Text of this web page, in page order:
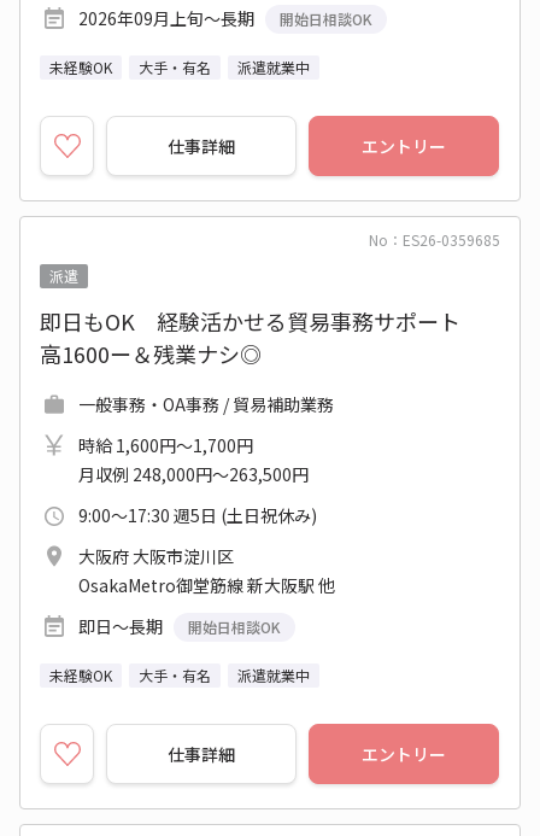
2026年09月上旬～長期
開始日相談OK
未経験OK 大手・有名 派遣就業中
仕事詳細 エントリー
No：ES26-0359685
派遣
即日もOK 経験活かせる貿易事務サポート
高1600ー＆残業ナシ◎
一般事務・OA事務 / 貿易補助業務
時給 1,600円～1,700円
月収例 248,000円～263,500円
9:00～17:30 週5日 (土日祝休み)
大阪府 大阪市淀川区
OsakaMetro御堂筋線 新大阪駅 他
即日～長期
開始日相談OK
未経験OK 大手・有名 派遣就業中
仕事詳細 エントリー